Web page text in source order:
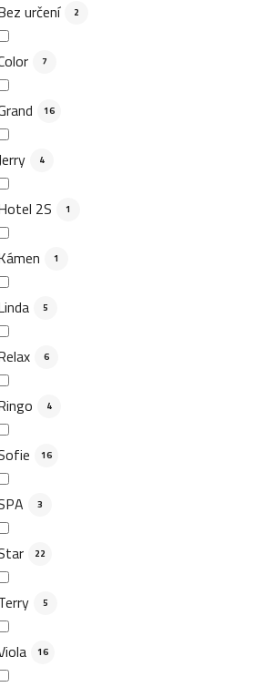
určení 2
7
16
4
2S 1
1
5
6
4
16
3
22
5
16